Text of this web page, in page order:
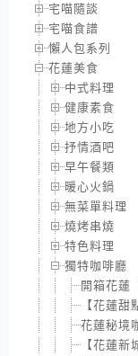
宅喵隨談
宅喵食譜
懶人包系列
花蓮美食
中式料理
健康素食
地方小吃
抒情酒吧
早午餐類
暖心火鍋
無菜單料理
燒烤串燒
特色料理
獨特咖啡廳
開箱花蓮
【花蓮
花蓮秘境
【花蓮